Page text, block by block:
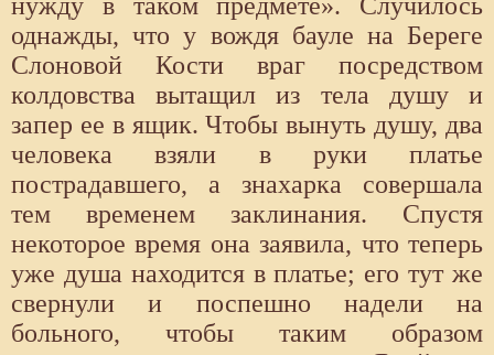
нужду в таком предмете». Случилось
однажды, что у вождя бауле на Береге
Слоновой Кости враг посредством
колдовства вытащил из тела душу и
запер ее в ящик. Чтобы вынуть душу, два
человека взяли в руки платье
пострадавшего, а знахарка совершала
тем временем заклинания. Спустя
некоторое время она заявила, что теперь
уже душа находится в платье; его тут же
свернули и поспешно надели на
больного, чтобы таким образом